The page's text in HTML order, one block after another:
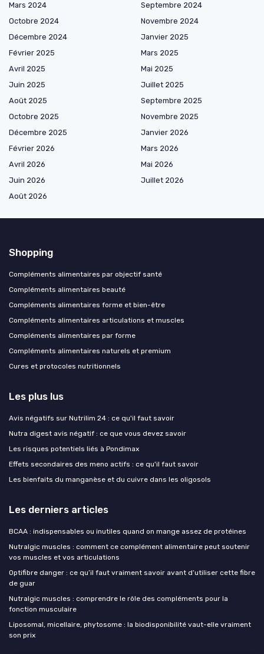
Mars 2024
Septembre 2024
Octobre 2024
Novembre 2024
Décembre 2024
Janvier 2025
Février 2025
Mars 2025
Avril 2025
Mai 2025
Juin 2025
Juillet 2025
Août 2025
Septembre 2025
Octobre 2025
Novembre 2025
Décembre 2025
Janvier 2026
Février 2026
Mars 2026
Avril 2026
Mai 2026
Juin 2026
Juillet 2026
Août 2026
Shopping
Compléments alimentaires par objectif santé
Compléments alimentaires beauté
Compléments alimentaires forme et bien-être
Compléments alimentaires articulations et muscles
Compléments alimentaires par forme
Compléments alimentaires naturels et premium
Cures et protocoles nutritionnels
Les plus lus
Avis négatifs sur Nutrilim 24 : ce qu'il faut savoir
Nutra digest avis négatif : ce que vous devez savoir
Les risques potentiels liés à Pondimax
Effets secondaires des meno actifs : ce qu'il faut savoir
Les bienfaits du manganèse et du cuivre dans les oligosols
Les derniers articles
BCAA : indispensables ou inutiles quand on mange assez de protéines
Nutralgic muscles : comment ce complément alimentaire peut soutenir
vos muscles et vos articulations
Optifibre danger : ce qu’il faut vraiment savoir avant d’utiliser cette fibre
de guar
Nutralgic muscles : comprendre le rôle des compléments pour la
fonction musculaire
Liposomal, micellaire, phytosome : la biodisponibilité vaut-elle vraiment
son prix